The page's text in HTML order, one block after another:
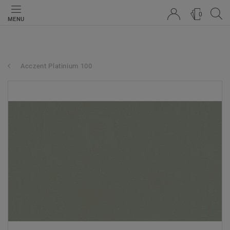
MENU
0
Acczent Platinium 100